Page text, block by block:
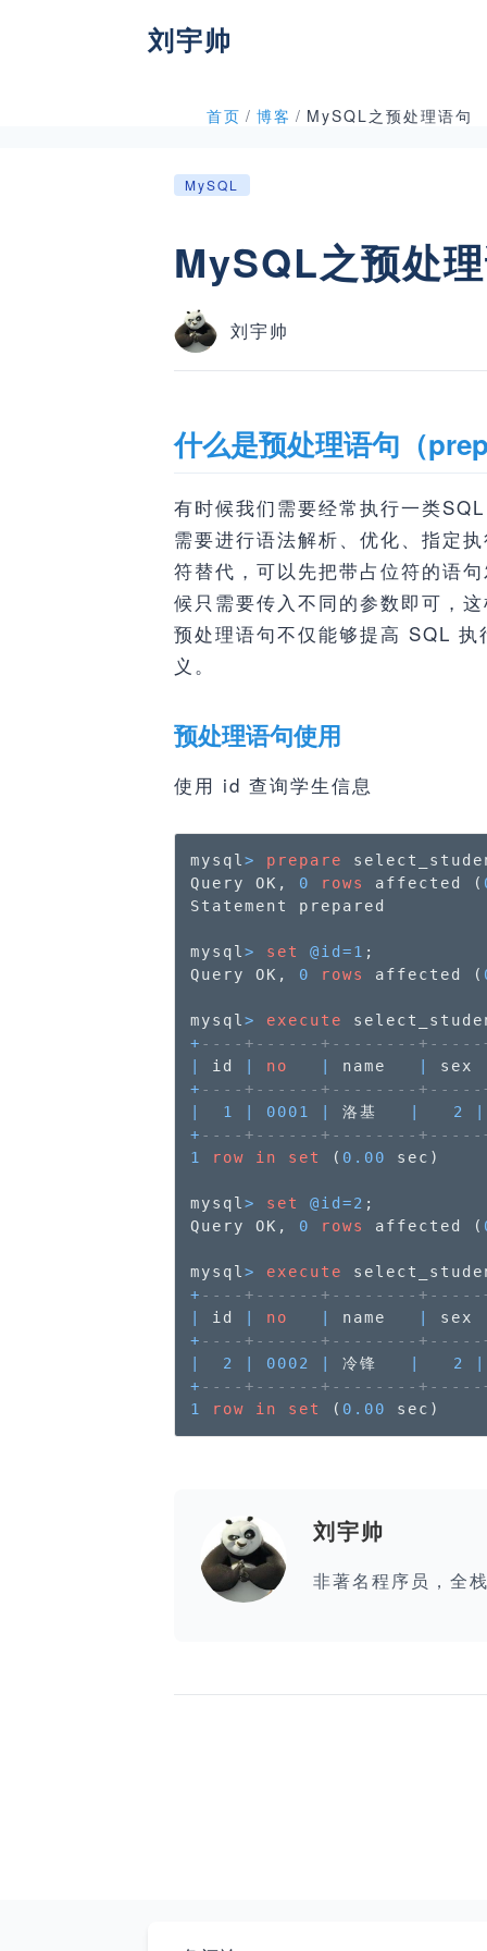
刘宇帅
首页 / 博客 / MySQL之预处理语句
MySQL
MySQL之预处
刘宇帅
什么是预处理语句（
有时候我们需要经常执行一类
需要进行语法解析、优化、指定
符替代，可以先把带占位符的语
候只需要传入不同的参数即可，
预处理语句不仅能够提高 SQL
义。
预处理语句使用
使用 id 查询学生信息
mysql > prepare
Query OK, 0 rows affected (
Statement prepared
mysql > set @id =1 ;
Query OK, 0 rows affected (
mysql > execute
+ ----+------+--------
id no name sex
+ ----+------+--------
1 0001 洛基 2
+ ----+------+--------
1
row in set ( 0.00 sec)
mysql > set @id =2 ;
Query OK, 0 rows affected (
mysql > execute
+ ----+------+--------
id no name sex
+ ----+------+--------
2 0002 冷锋 2
+ ----+------+--------
1
row in set ( 0.00 sec)
刘宇帅
非著名程序员，全